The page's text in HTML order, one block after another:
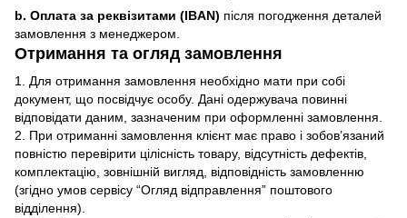
b. Оплата за реквізитами (IBAN) після погодження деталей
замовлення з менеджером.
Отримання та огляд замовлення
1. Для отримання замовлення необхідно мати при собі
документ, що посвідчує особу. Дані одержувача повинні
відповідати даним, зазначеним при оформленні замовлення.
2. При отриманні замовлення клієнт має право і зобов’язаний
повністю перевірити цілісність товару, відсутність дефектів,
комплектацію, зовнішній вигляд, відповідність замовленню
(згідно умов сервісу “Огляд відправлення” поштового
відділення).